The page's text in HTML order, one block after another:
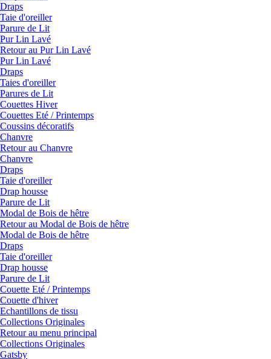
Draps
Taie d'oreiller
Parure de Lit
Pur Lin Lavé
Retour au Pur Lin Lavé
Pur Lin Lavé
Draps
Taies d'oreiller
Parures de Lit
Couettes Hiver
Couettes Eté / Printemps
Coussins décoratifs
Chanvre
Retour au Chanvre
Chanvre
Draps
Taie d'oreiller
Drap housse
Parure de Lit
Modal de Bois de hêtre
Retour au Modal de Bois de hêtre
Modal de Bois de hêtre
Draps
Taie d'oreiller
Drap housse
Parure de Lit
Couette Eté / Printemps
Couette d'hiver
Echantillons de tissu
Collections Originales
Retour au menu principal
Collections Originales
Gatsby